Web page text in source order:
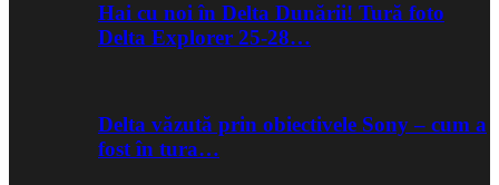
Hai cu noi în Delta Dunării! Tură foto
Delta Explorer 25-28…
Delta văzută prin obiectivele Sony – cum a
fost în tura…